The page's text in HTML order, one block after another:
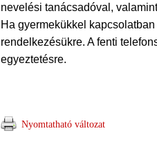
nevelési tanácsadóval,
Ha gyermekükkel
rendelkezésükre. A fenti
egyeztetésre.
Nyomtatható változat